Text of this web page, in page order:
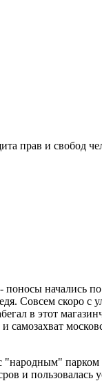
и свобод
начались
Совсем скоро с
в этот
парком
и пользовалась